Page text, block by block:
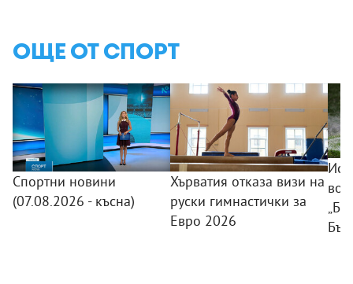
ОЩЕ ОТ СПОРТ
Спортни новини
(07.08.2026 - късна)
Хърватия отказа визи на
руски гимнастички за
Евро 2026